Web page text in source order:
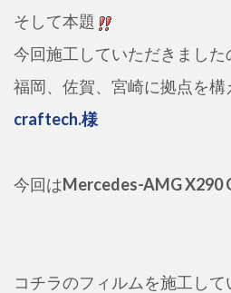
そして本題
今回施工していただきました
福岡、佐賀、宮崎に拠点を
craftech.様
今回はMercedes-AMG X290
コチラのフィルムを施工して